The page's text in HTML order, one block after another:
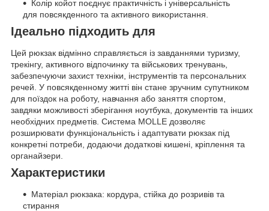
Колір койот поєднує практичність і універсальність
для повсякденного та активного використання.
Ідеально підходить для
Цей рюкзак відмінно справляється із завданнями туризму,
трекінгу, активного відпочинку та військових тренувань,
забезпечуючи захист техніки, інструментів та персональних
речей. У повсякденному житті він стане зручним супутником
для поїздок на роботу, навчання або заняття спортом,
завдяки можливості зберігання ноутбука, документів та інших
необхідних предметів. Система MOLLE дозволяє
розширювати функціональність і адаптувати рюкзак під
конкретні потреби, додаючи додаткові кишені, кріплення та
органайзери.
Характеристики
Матеріал рюкзака: кордура, стійка до розривів та
стирання